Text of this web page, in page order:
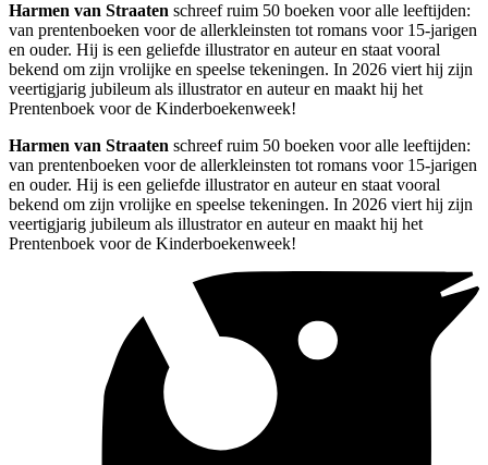
Harmen van Straaten schreef ruim 50 boeken voor alle leeftijden:
van prentenboeken voor de allerkleinsten tot romans voor 15-jarigen
en ouder. Hij is een geliefde illustrator en auteur en staat vooral
bekend om zijn vrolijke en speelse tekeningen. In 2026 viert hij zijn
veertigjarig jubileum als illustrator en auteur en maakt hij het
Prentenboek voor de Kinderboekenweek!
Harmen van Straaten schreef ruim 50 boeken voor alle leeftijden:
van prentenboeken voor de allerkleinsten tot romans voor 15-jarigen
en ouder. Hij is een geliefde illustrator en auteur en staat vooral
bekend om zijn vrolijke en speelse tekeningen. In 2026 viert hij zijn
veertigjarig jubileum als illustrator en auteur en maakt hij het
Prentenboek voor de Kinderboekenweek!